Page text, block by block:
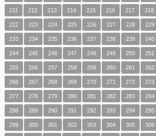
211 212 213 214 215 216 217 218
222 223 224 225 226 227 228 229
233 234 235 236 237 238 239 240
244 245 246 247 248 249 250 251
255 256 257 258 259 260 261 262
266 267 268 269 270 271 272 273
277 278 279 280 281 282 283 284
288 289 290 291 292 293 294 295
299 300 301 302 303 304 305 306